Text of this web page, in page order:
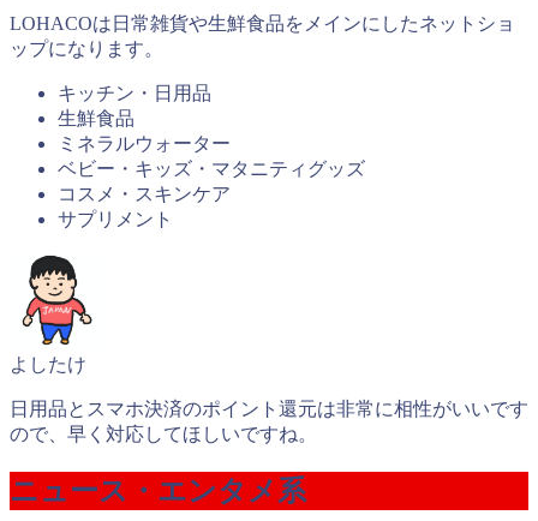
LOHACOは日常雑貨や生鮮食品をメインにしたネットショ
ップになります。
キッチン・日用品
生鮮食品
ミネラルウォーター
ベビー・キッズ・マタニティグッズ
コスメ・スキンケア
サプリメント
よしたけ
日用品とスマホ決済のポイント還元は非常に相性がいいです
ので、早く対応してほしいですね。
ニュース・エンタメ系